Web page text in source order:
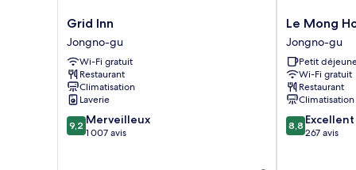
Grid
Inn
Jongno-
gu
Grid Inn
Jongno-gu
Wi-Fi gratuit
Restaurant
Climatisation
Laverie
9.2
sur
9,2 Merveilleux
1 007 avis
Le
Mong
Hotel
Jongno-
gu
Le Mong
Jongno-gu
Petit
Wi-Fi gratuit
Restaurant
Climatisation
8.8
sur
8,8 Excellent
267 avis